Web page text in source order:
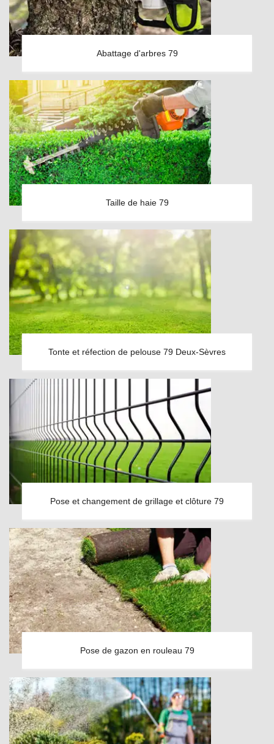
Abattage d'arbres 79
Taille de haie 79
Tonte et réfection de pelouse 79 Deux-Sèvres
Pose et changement de grillage et clôture 79
Pose de gazon en rouleau 79